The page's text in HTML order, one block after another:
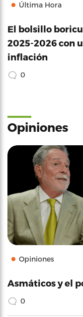
Última Hora
El bolsillo
2025-2026 con
inflación
0
Opiniones
Opiniones
Asmáticos y el
0